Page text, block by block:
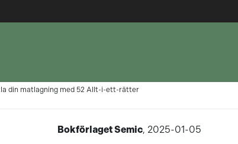
din matlagning med 52 Allt-i-ett-rätter
Bokförlaget Semic, 2025-01-05